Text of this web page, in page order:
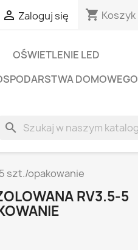
 Zaloguj się shopping_cart Koszyk
OŚWIETLENIE LED
DOMOWEGO
search
szt./opakowanie
RV3.5-5